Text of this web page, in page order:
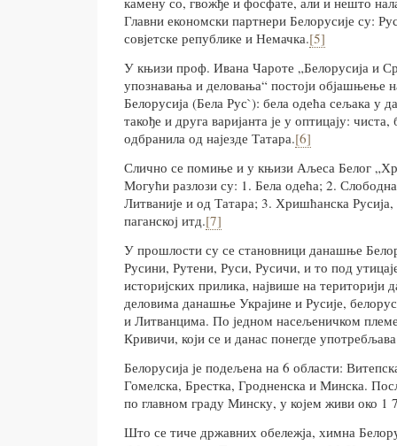
Главни економски партнери Белорусије су:
совјетске републике и Немачка.[5]
У књизи проф. Ивана Чароте „Белорусија и
упознавања и деловања“ постоји објашњење
Белорусија (Бела Рус`): бела одећа сељака у
такође и друга варијанта је у оптицају: чиста,
одбранила од најезде Татара.[6]
Слично се помиње и у књизи Аљеса Белог
Могући разлози су: 1. Бела одећа; 2.
Литваније и од Татара; 3. Хришћанска
паганској итд.[7]
У прошлости су се становници данашње
Русини, Рутени, Руси, Русичи, и то под
историјских прилика, највише на
деловима данашње Украјине и Русије,
и Литванцима. По једном насељеничком
Кривичи, који се и данас понегде
Белорусија је подељена на 6 области:
Гомелска, Брестка, Гродненска и Минска.
по главном граду Минску, у којем живи око 1
Што се тиче државних обележја, химна